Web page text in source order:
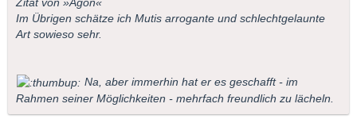
Im Übrigen schätze ich Mutis arrogante und schlechtgelaunte
Art sowieso sehr.
Na, aber immerhin hat er es geschafft - im
Rahmen seiner Möglichkeiten - mehrfach freundlich zu lächeln.